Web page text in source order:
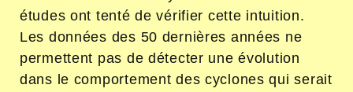
études ont tenté de vérifier cette intuition.
Les données des 50 dernières années ne
permettent pas de détecter une évolution
dans le comportement des cyclones qui serait